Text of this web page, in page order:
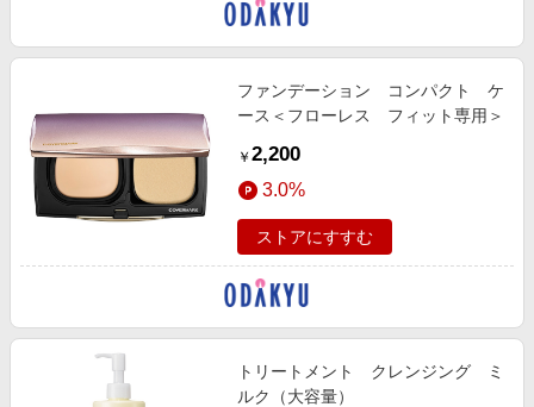
ファンデーション コンパクト ケ
ース＜フローレス フィット専用＞
￥ 2,200
3.0%
ストアにすすむ
トリートメント クレンジング ミ
ルク（大容量）